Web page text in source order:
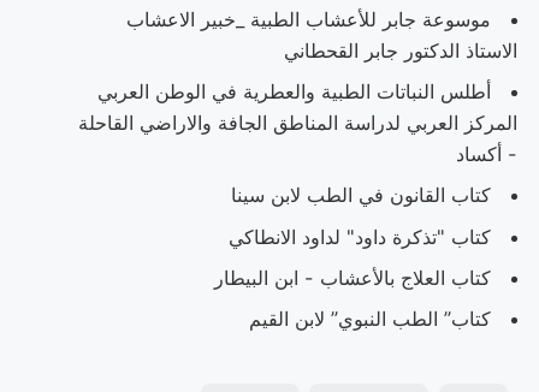
موسوعة جابر للأعشاب الطبية _خبير الاعشاب
الاستاذ الدكتور جابر القحطاني
أطلس النباتات الطبية والعطرية في الوطن العربي
المركز العربي لدراسة المناطق الجافة والاراضي القاحلة
- أكساد
كتاب القانون في الطب لابن سينا
كتاب "تذكرة داود" لداود الانطاكي
كتاب العلاج بالأعشاب - ابن البيطار
كتاب” الطب النبوي” لابن القيم